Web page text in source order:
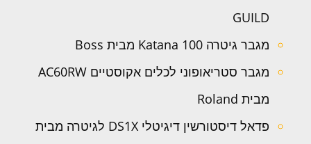
GUILD
מגבר גיטרה Katana 100 מבית Boss
מגבר סטריאופוני לכלים אקוסטיים AC60RW
מבית Roland
פדאל דיסטורשין דיגיטלי DS1X לגיטרה מבית